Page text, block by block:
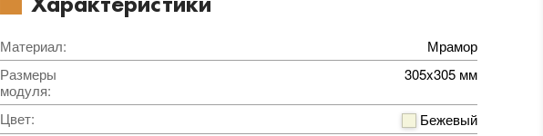
Материал:
Мрамор
Размеры
модуля:
305x305 мм
Цвет:
Бежевый